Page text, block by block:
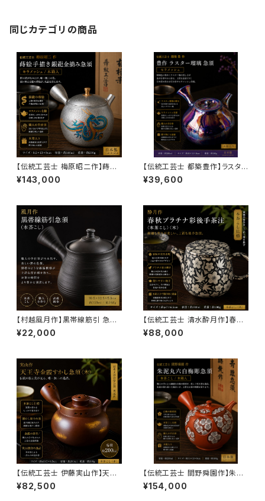
同じカテゴリの商品
【伝統工芸士 梅原昭二作】蒔絵
手描き銀龍金摘み急須（セラメッ
シュ・木箱入）140ml｜常滑焼
¥143,000
【伝統工芸士 都築豊作】ラスタ
ー瑠璃急須（セラメッシュ・木箱
入）200ml｜常滑焼 日本製 高
¥39,600
【村越風月作】黒帯線筋引 急須
（本茶こし）230ml｜常滑焼 高
級手作り急須 日本工芸会正会
¥22,000
【伝統工芸士 清水酔月作】春秋
プラチナ彩後手茶注（本茶こし・
木箱入）100ml｜万古焼 日本製
¥88,000
【伝統工芸士 伊藤実山作】天王
寺金霞すかし急須（本茶こし・木
箱入）200ml｜万古焼 高級手
¥82,500
【伝統工芸士 間野舜園作】朱泥
丸六白梅彫急須（本茶こし・木箱
入）230ml｜常滑焼 日本製 高
¥154,000